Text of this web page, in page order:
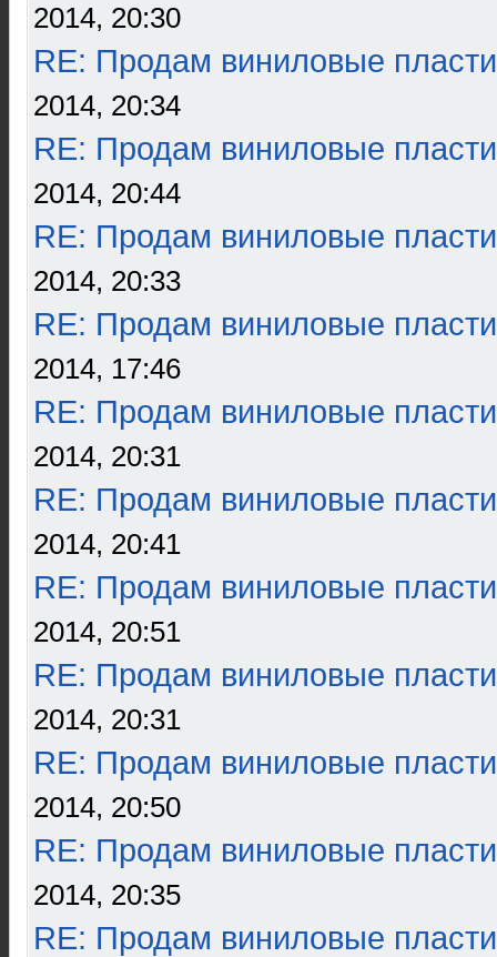
2014, 20:30
RE: Продам виниловые
2014, 20:34
RE: Продам виниловые
2014, 20:44
RE: Продам виниловые
2014, 20:33
RE: Продам виниловые
2014, 17:46
RE: Продам виниловые
2014, 20:31
RE: Продам виниловые
2014, 20:41
RE: Продам виниловые
2014, 20:51
RE: Продам виниловые
2014, 20:31
RE: Продам виниловые
2014, 20:50
RE: Продам виниловые
2014, 20:35
RE: Продам виниловые